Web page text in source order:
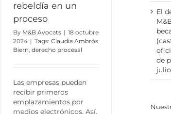
rebeldía en un
proceso
By M&B Avocats | 18 octubre
2024 | Tags: Claudia Ambrós
Biern, derecho procesal
Las empresas pueden
recibir primeros
emplazamientos por
medios electrónicos. Así,
El
de